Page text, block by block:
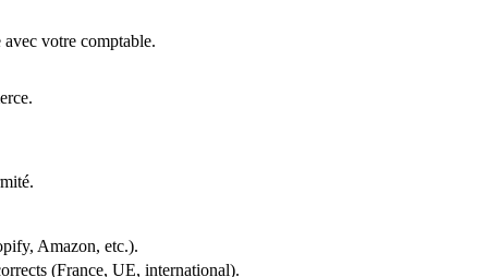
votre comptable.
Amazon, etc.).
(France, UE, international).